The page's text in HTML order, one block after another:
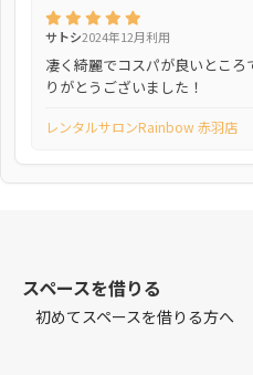
サトシ2024年12月利用
凄く綺麗でコスパが良いとこ
りがとうございました！
レンタルサロンRainbow 赤羽店
スペースを借りる
初めてスペースを借りる方へ